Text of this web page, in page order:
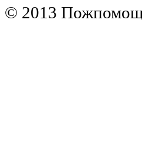
© 2013